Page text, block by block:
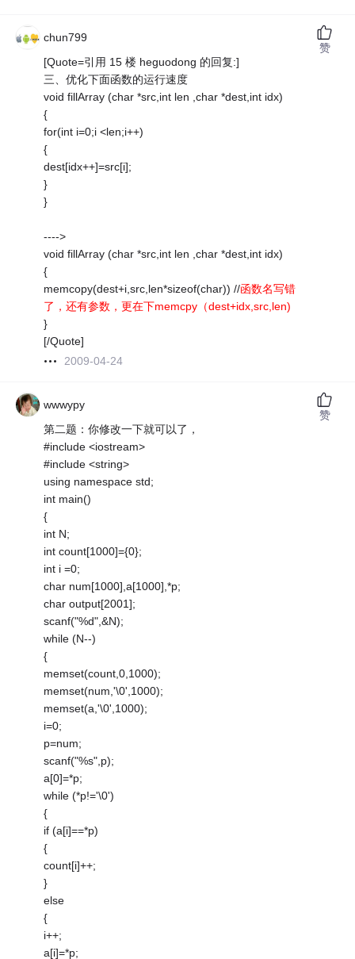
chun799
[Quote=引用 15 楼 heguodong 的回复:]
三、优化下面函数的运行速度
void fillArray (char *src,int len ,char *dest,int idx)
{
for(int i=0;i <len;i++)
{
dest[idx++]=src[i];
}
}
---->
void fillArray (char *src,int len ,char *dest,int idx)
{
memcopy(dest+i,src,len*sizeof(char)) //函数名写错
了，还有参数，更在下memcpy（dest+idx,src,len)
}
[/Quote]
2009-04-24
赞
wwwypy
第二题：你修改一下就可以了，
#include <iostream>
#include <string>
using namespace std;
int main()
{
int N;
int count[1000]={0};
int i =0;
char num[1000],a[1000],*p;
char output[2001];
scanf("%d",&N);
while (N--)
{
memset(count,0,1000);
memset(num,'\0',1000);
memset(a,'\0',1000);
i=0;
p=num;
scanf("%s",p);
a[0]=*p;
while (*p!='\0')
{
if (a[i]==*p)
{
count[i]++;
}
else
{
i++;
a[i]=*p;
赞